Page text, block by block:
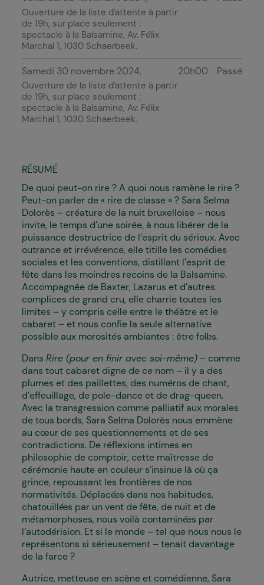
Ouverture de la liste d'attente à partir
de 19h, sur place seulement ;
spectacle à la Balsamine, Av. Félix
Marchal 1, 1030 Schaerbeek.
Samedi 30 novembre 2024
Ouverture de la liste d'attente à partir
de 19h, sur place seulement ;
spectacle à la Balsamine, Av. Félix
Marchal 1, 1030 Schaerbeek.
20h00 Passé
RÉSUMÉ
De quoi peut-on rire ? A quoi nous ramène le rire ?
Peut-on parler de « rire de classe » ? Sara Selma
Dolorès – créature de la nuit bruxelloise – nous
invite, le temps d’une soirée, à nous libérer de la
puissance destructrice de l’esprit du sérieux. Avec
outrance et irrévérence, elle titille les comédies
sociales et les conventions, distillant l’esprit de
fête dans les moindres recoins de la Balsamine.
Accompagnée de Baxter, Lazarus et d’autres
complices de grand cru, elle charrie toutes les
limites – y compris celle entre le théâtre et le
cabaret – et nous confie la seule alternative
possible aux morosités ambiantes : être fol·les.
Dans Rire (pour en finir avec soi-même) – comme
dans tout cabaret digne de ce nom – il y a des
plumes et des paillettes, des numéros de chant,
d’effeuillage, de pole-dance et de drag-queen.
Avec la transgression comme palliatif aux morales
de tous bords, Sara Selma Dolorès nous emmène
au cœur de ses questionnements et de ses
contradictions. De réflexions intimes en
philosophie de comptoir, cette maîtresse de
cérémonie haute en couleur s’insinue là où ça
grince, repoussant les frontières de nos
normativités. Déplacé·es dans nos habitudes,
chatouillé·es par un vent de fête, de nuit et de
métamorphoses, nous voilà contaminé·es par
l’autodérision. Et si le monde – tel que nous nous le
représentons si sérieusement – tenait davantage
de la farce ?
Autrice, metteuse en scène et comédienne, Sara